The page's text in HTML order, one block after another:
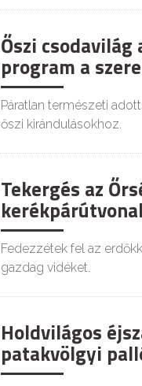
Őszi
program a
Páratlan természeti
őszi kirándulásokhoz.
Tekergés az
Fedezzétek fel az
gazdag vidéket.
Holdvilágos
patakvölgyi